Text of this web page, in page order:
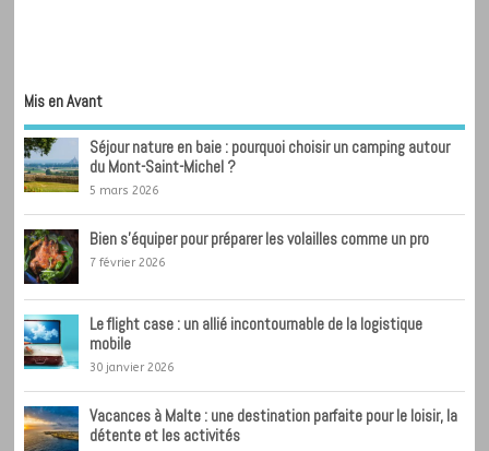
Mis en Avant
Séjour nature en baie : pourquoi choisir un camping autour
du Mont-Saint-Michel ?
5 mars 2026
Bien s’équiper pour préparer les volailles comme un pro
7 février 2026
Le flight case : un allié incontournable de la logistique
mobile
30 janvier 2026
Vacances à Malte : une destination parfaite pour le loisir, la
détente et les activités